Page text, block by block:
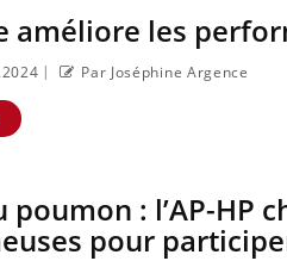
améliore les
| Par Joséphine Argence
poumon : l’AP-HP
pour